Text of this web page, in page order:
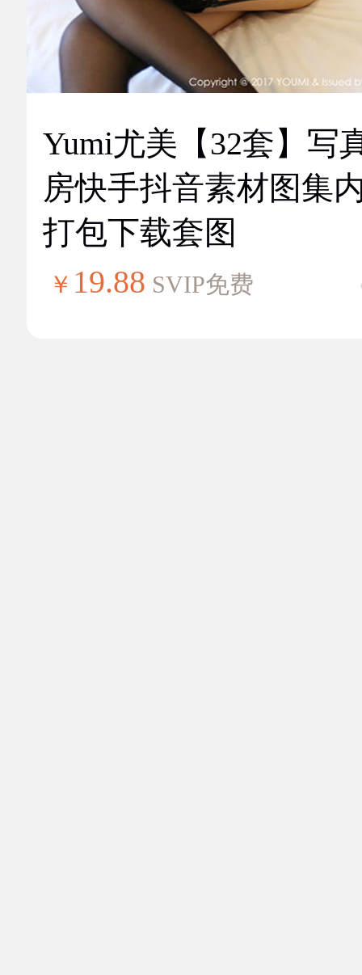
Yumi尤美【32套】写
房快手抖音素材图集
打包下载套图
￥ 19.88 SVIP免费